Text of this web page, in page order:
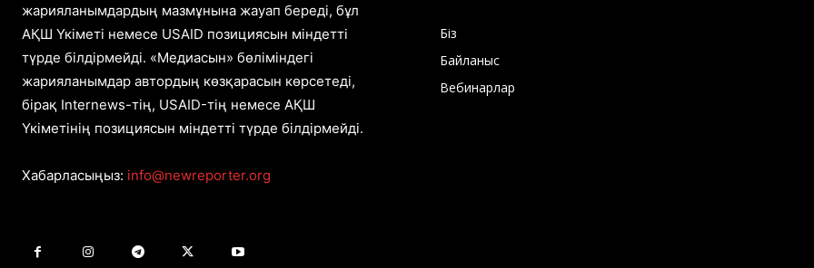
жарияланымдардың мазмұнына жауап береді, бұл
АҚШ Үкіметі немесе USAID позициясын міндетті
түрде білдірмейді. «Медиасын» бөліміндегі
жарияланымдар автордың көзқарасын көрсетеді,
бірақ Internews-тің, USAID-тің немесе АҚШ
Үкіметінің позициясын міндетті түрде білдірмейді.
Хабарласыңыз: info@newreporter.org
Біз
Байланыс
Вебинарлар